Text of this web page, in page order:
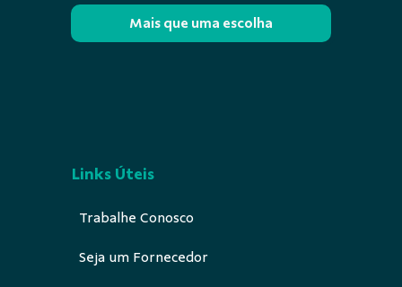
Mais que uma escolha
Links Úteis
Trabalhe Conosco
Seja um Fornecedor